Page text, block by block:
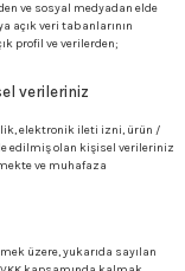
ve sosyal medyadan elde
açık veri tabanlarının
profil ve verilerden;
verileriniz
elektronik ileti izni, ürün /
edilmiş olan kişisel verileriniz
ve muhafaza
üzere, yukarıda sayılan